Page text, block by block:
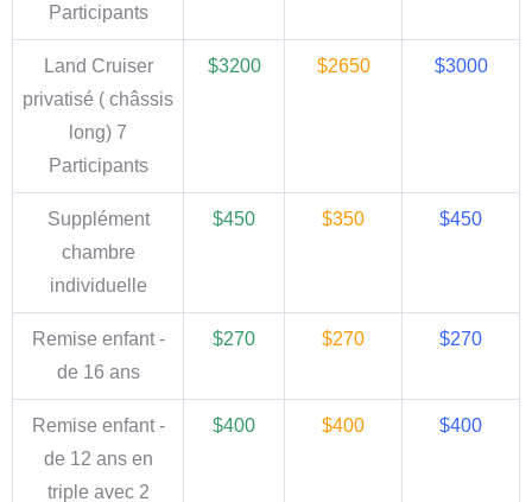
Participants
Land Cruiser
privatisé ( châssis
long) 7
Participants
$3200 $2650 $3000
Supplément
chambre
individuelle
$450 $350 $450
Remise enfant -
de 16 ans
$270 $270 $270
Remise enfant -
de 12 ans en
triple avec 2
$400 $400 $400